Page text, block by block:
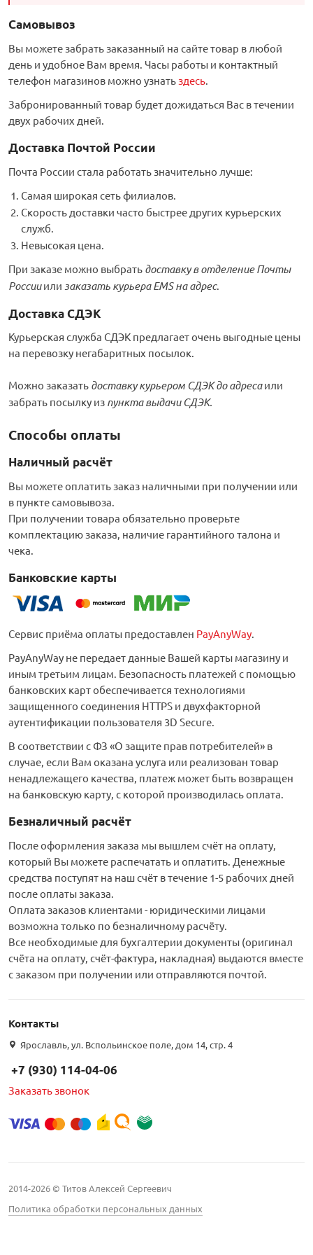
SIM инжекторы
Адаптеры для
Антенные
Грозозащита
Аксессуары
Приставки
HDMI
Пульты
Мультисвитчи
Комплекты
интернета
Адаптеры WI-FI
Грозозащита
Шкафы
сборки
Грозозащита
мачты, боксы
Детали
Инструмент
Самовывоз
Вы можете забрать заказанный на сайте товар в любой
день и удобное Вам время. Часы работы и контактный
телефон магазинов можно узнать здесь.
Забронированный товар будет дожидаться Вас в течении
двух рабочих дней.
Доставка Почтой России
Почта России стала работать значительно лучше:
Самая широкая сеть филиалов.
Скорость доставки часто быстрее других курьерских
служб.
Невысокая цена.
При заказе можно выбрать доставку в отделение Почты
Россииили заказать курьера EMS на адрес.
Доставка СДЭК
Курьерская служба СДЭК предлагает очень выгодные цены
на перевозку негабаритных посылок.
Можно заказать доставку курьером СДЭК до адресаили
забрать посылку из пункта выдачи СДЭК.
Способы оплаты
Наличный расчёт
Вы можете оплатить заказ наличными при получении или
в пункте самовывоза.
При получении товара обязательно проверьте
комплектацию заказа, наличие гарантийного талона и
чека.
Банковские карты
Сервис приёма оплаты предоставлен PayAnyWay.
PayAnyWay не передает данные Вашей карты магазину и
иным третьим лицам. Безопасность платежей с помощью
банковских карт обеспечивается технологиями
защищенного соединения HTTPS и двухфакторной
аутентификации пользователя 3D Secure.
В соответствии с ФЗ «О защите прав потребителей» в
случае, если Вам оказана услуга или реализован товар
ненадлежащего качества, платеж может быть возвращен
на банковскую карту, с которой производилась оплата.
Безналичный расчёт
После оформления заказа мы вышлем счёт на оплату,
который Вы можете распечатать и оплатить. Денежные
средства поступят на наш счёт в течение 1-5 рабочих дней
после оплаты заказа.
Оплата заказов клиентами - юридическими лицами
возможна только по безналичному расчёту.
Все необходимые для бухгалтерии документы (оригинал
счёта на оплату, счёт-фактура, накладная) выдаются вместе
с заказом при получении или отправляются почтой.
Контакты
Ярославль, ул. Вспольинское поле, дом 14, стр. 4
+7 (930) 114-04-06
Заказать звонок
2014-2026 © Титов Алексей Сергеевич
Политика обработки персональных данных